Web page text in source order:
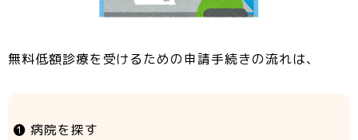
無料低額診療を受けるための申請手続きの流れは、
❶ 病院を探す